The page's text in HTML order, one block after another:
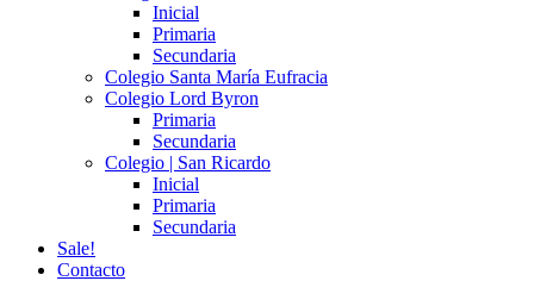
Inicial
Primaria
Secundaria
Colegio Santa María Eufracia
Colegio Lord Byron
Primaria
Secundaria
Colegio | San Ricardo
Inicial
Primaria
Secundaria
Sale!
Contacto